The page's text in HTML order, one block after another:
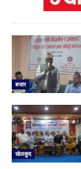
बजार
खेलकुद